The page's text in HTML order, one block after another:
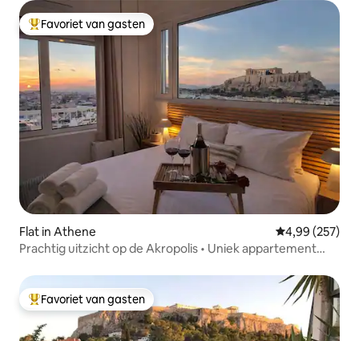
Topfavoriet van gasten
Favoriet van gasten
Flat in Athene Gemiddelde
4,99 (257)
Prachtig uitzicht op de Akropolis • Uniek appartement
Topfavoriet van gasten
Favoriet van gasten